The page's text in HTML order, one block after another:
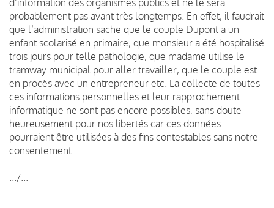
probablement pas avant très longtemps. En effet, il faudrait
que l’administration sache que le couple Dupont a un
enfant scolarisé en primaire, que monsieur a été hospitalisé
trois jours pour telle pathologie, que madame utilise le
tramway municipal pour aller travailler, que le couple est
en procès avec un entrepreneur etc. La collecte de toutes
ces informations personnelles et leur rapprochement
informatique ne sont pas encore possibles, sans doute
heureusement pour nos libertés car ces données
pourraient être utilisées à des fins contestables sans notre
consentement.
.../...